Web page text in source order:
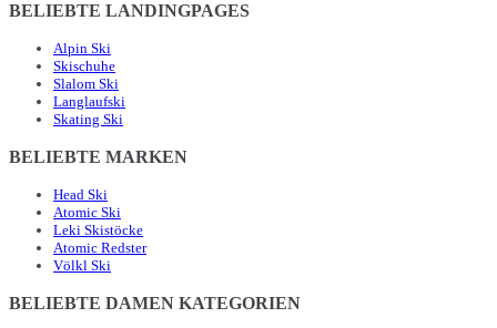
BELIEBTE LANDINGPAGES
Alpin Ski
Skischuhe
Slalom Ski
Langlaufski
Skating Ski
BELIEBTE MARKEN
Head Ski
Atomic Ski
Leki Skistöcke
Atomic Redster
Völkl Ski
BELIEBTE DAMEN KATEGORIEN